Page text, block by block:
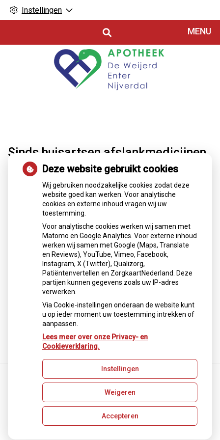
Instellingen
MENU
Sinds huisartsen afslankmedicijnen
mogen voorschrijven, neemt gebruik
toe
Sinds huisartsen afslankmedicijnen mogen voorschrijven, is
het gebruik sterk toegenomen: circa 80.000 Nederlanders
gebruiken nu middelen als Wegovy en Saxenda. Artsen
benadrukken dat deze medicijnen geen snelle oplossing
zijn, maar alleen werken als ondersteuning bij blijvende
leefstijlverandering. Stoppen leidt vaak tot
gewichtstoename.
Lees het hele artikel op: Nationale zorggids
Publicatiedatum:30-01-2026
Terug naar overzicht
Uw Zorg Online|Beheer
Privacy verklaring
Deze website gebruikt cookies
Wij gebruiken noodzakelijke cookies zodat deze
website goed kan werken. Voor analytische
cookies en externe inhoud vragen wij uw
toestemming.
Voor analytische cookies werken wij samen met
Matomo en Google Analytics. Voor externe inhoud
werken wij samen met Google (Maps, Translate
en Reviews), YouTube, Vimeo, Facebook,
Instagram, X (Twitter), Qualizorg,
Patiëntenvertellen en ZorgkaartNederland. Deze
partijen kunnen gegevens zoals uw IP-adres
verwerken.
Via Cookie-instellingen onderaan de website kunt
u op ieder moment uw toestemming intrekken of
aanpassen.
Lees meer over onze Privacy- en
Cookieverklaring.
Instellingen
Weigeren
Accepteren